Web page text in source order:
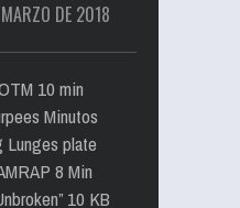
DE 2018
10 min
Minutos
Lunges plate
8 Min
10 KB